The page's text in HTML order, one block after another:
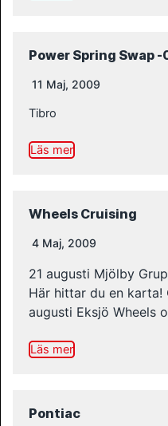
Power Spring Swap -
11 Maj, 2009
Tibro
Läs mer
Wheels Cruising
4 Maj, 2009
21 augusti Mjölby
Här hittar du en karta!
augusti Eksjö Wheels
Läs mer
Pontiac